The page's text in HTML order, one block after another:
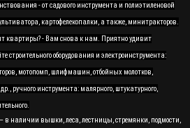
- от садового инструмента и полиэтиленовой
картофелекопалки, а также, минитракторов.
квартиры? - Вам снова к нам. Приятно удивит
строительного оборудования и электроинструмента:
мотопомп, шлифмашин, отбойных молотков,
ручного инструмента: малярного, штукатурного,
в наличии вышки, леса, лестницы, стремянки, подмости,